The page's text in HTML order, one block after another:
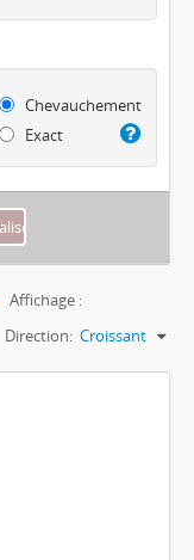
Chevauchement
Exact
Affichage :
Direction: Croissant